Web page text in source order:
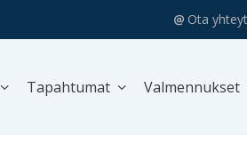
Ota
Tapahtumat Valmennukset